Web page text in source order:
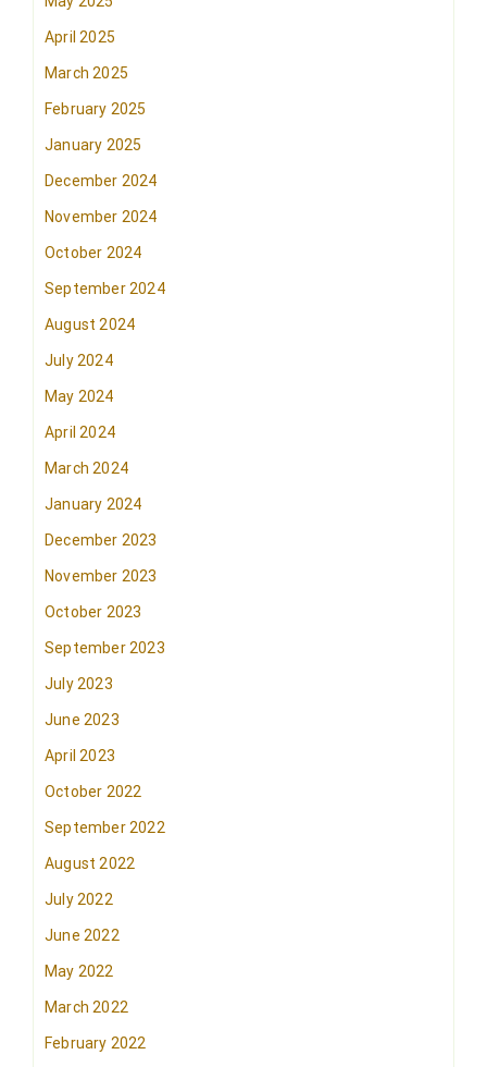
April 2025
March 2025
February 2025
January 2025
December 2024
November 2024
October 2024
September 2024
August 2024
July 2024
May 2024
April 2024
March 2024
January 2024
December 2023
November 2023
October 2023
September 2023
July 2023
June 2023
April 2023
October 2022
September 2022
August 2022
July 2022
June 2022
May 2022
March 2022
February 2022